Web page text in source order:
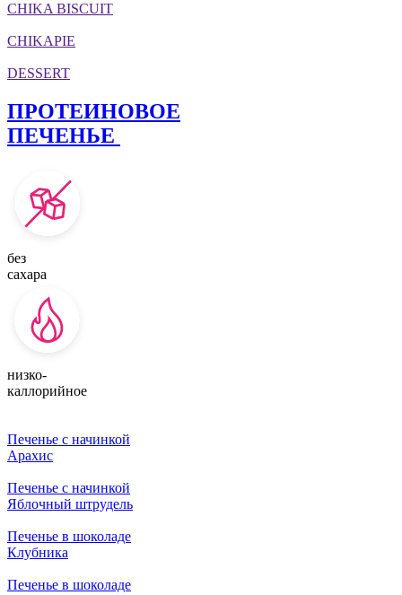
CHIKA BISCUIT
CHIKAPIE
DESSERT
ПРОТЕИНОВОЕ
ПЕЧЕНЬЕ
без
сахара
низко-
каллорийное
Печенье с начинкой
Арахис
Печенье с начинкой
Яблочный штрудель
Печенье в шоколаде
Клубника
Печенье в шоколаде